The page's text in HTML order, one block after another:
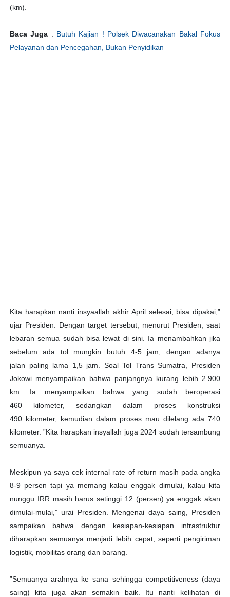
(km).
Baca Juga : Butuh Kajian ! Polsek Diwacanakan Bakal Fokus
Pelayanan dan Pencegahan, Bukan Penyidikan
Kita harapkan nanti insyaallah akhir April selesai, bisa dipakai,”
ujar Presiden. Dengan target tersebut, menurut Presiden, saat
lebaran semua sudah bisa lewat di sini. Ia menambahkan jika
sebelum ada tol mungkin butuh 4-5 jam, dengan adanya
jalan paling lama 1,5 jam. Soal Tol Trans Sumatra, Presiden
Jokowi menyampaikan bahwa panjangnya kurang lebih 2.900
km. Ia menyampaikan bahwa yang sudah beroperasi
460 kilometer, sedangkan dalam proses konstruksi
490 kilometer, kemudian dalam proses mau dilelang ada 740
kilometer. ”Kita harapkan insyallah juga 2024 sudah tersambung
semuanya.
Meskipun ya saya cek internal rate of return masih pada angka
8-9 persen tapi ya memang kalau enggak dimulai, kalau kita
nunggu IRR masih harus setinggi 12 (persen) ya enggak akan
dimulai-mulai,” urai Presiden. Mengenai daya saing, Presiden
sampaikan bahwa dengan kesiapan-kesiapan infrastruktur
diharapkan semuanya menjadi lebih cepat, seperti pengiriman
logistik, mobilitas orang dan barang.
”Semuanya arahnya ke sana sehingga competitiveness (daya
saing) kita juga akan semakin baik. Itu nanti kelihatan di